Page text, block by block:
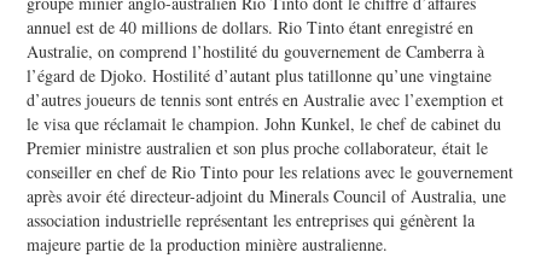
annuel est de 40 millions de dollars. Rio Tinto étant enregistré en
Australie, on comprend l’hostilité du gouvernement de Camberra à
l’égard de Djoko. Hostilité d’autant plus tatillonne qu’une vingtaine
d’autres joueurs de tennis sont entrés en Australie avec l’exemption et
le visa que réclamait le champion. John Kunkel, le chef de cabinet du
Premier ministre australien et son plus proche collaborateur, était le
conseiller en chef de Rio Tinto pour les relations avec le gouvernement
après avoir été directeur-adjoint du Minerals Council of Australia, une
association industrielle représentant les entreprises qui génèrent la
majeure partie de la production minière australienne.